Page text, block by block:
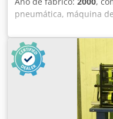
pneumática, máquina
corte multifuncional,
universal, máquina de
perfuração
máquina de corte de
Fabricante: All
Tipo: 994.500-1 -
pedal -Ferramenta de
400/270/A370 mm -